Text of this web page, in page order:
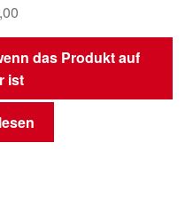
das Produkt auf
ist